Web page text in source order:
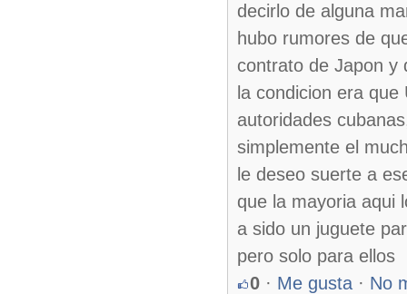
decirlo de alguna
hubo rumores de
contrato de Japon y
la condicion era
autoridades
simplemente el
le deseo suerte a
que la mayoria aqui
a sido un juguete
pero solo para ellos
0 · Me gusta · No